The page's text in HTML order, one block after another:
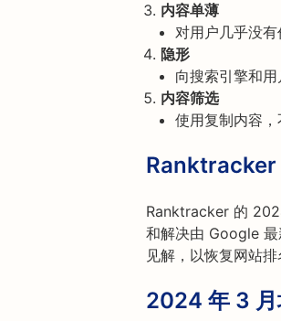
内容单薄
对用户几乎没有
隐形
向搜索引擎和用
内容筛选
使用复制内容，
Ranktracker
Ranktracker 的
和解决由 Google 最
见解，以恢复网站
2024 年 3 月